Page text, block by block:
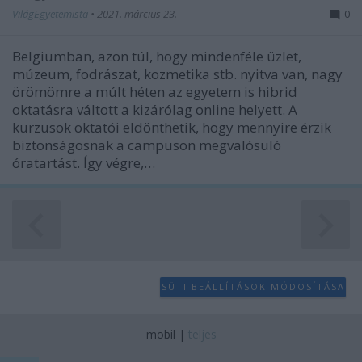
VilágEgyetemista • 2021. március 23. 0
Belgiumban, azon túl, hogy mindenféle üzlet,
múzeum, fodrászat, kozmetika stb. nyitva van, nagy
örömömre a múlt héten az egyetem is hibrid
oktatásra váltott a kizárólag online helyett. A
kurzusok oktatói eldönthetik, hogy mennyire érzik
biztonságosnak a campuson megvalósuló
óratartást. Így végre,…
SÜTI BEÁLLÍTÁSOK MÓDOSÍTÁSA
mobil |